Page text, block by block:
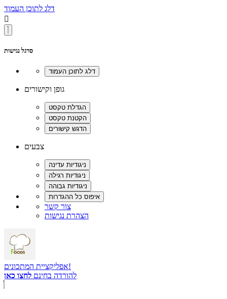
דלג לתוכן העמוד

סרגל נגישות
גופן וקישורים
צבעים
צור קשר
הצהרת נגישות
אפליקציית המתכונים!
להורדה בחינם לחצו כאן